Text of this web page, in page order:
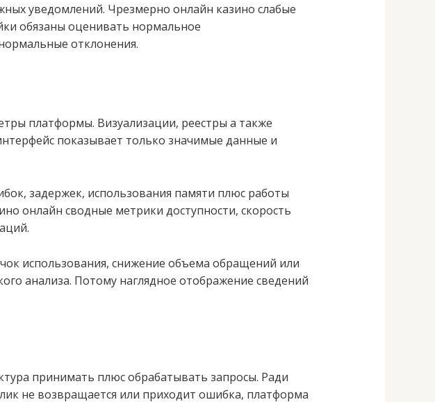
уведомлений. Чрезмерно онлайн казино слабые
обязаны оценивать нормальное
отклонения.
платформы. Визуализации, реестры а также
показывает только значимые данные и
задержек, использования памяти плюс работы
онлайн сводные метрики доступности, скорость
использования, снижение объема обращений или
анализа. Потому наглядное отображение сведений
принимать плюс обрабатывать запросы. Ради
не возвращается или приходит ошибка, платформа